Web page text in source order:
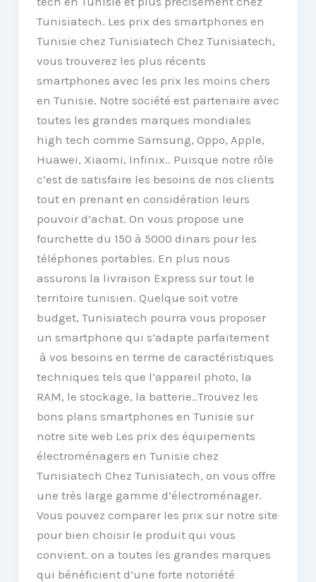
Tunisiatech. Les prix des smartphones en
Tunisie chez Tunisiatech Chez Tunisiatech,
vous trouverez les plus récents
smartphones avec les prix les moins chers
en Tunisie. Notre société est partenaire avec
toutes les grandes marques mondiales
high tech comme Samsung, Oppo, Apple,
Huawei, Xiaomi, Infinix.. Puisque notre rôle
c’est de satisfaire les besoins de nos clients
tout en prenant en considération leurs
pouvoir d’achat. On vous propose une
fourchette du 150 à 5000 dinars pour les
téléphones portables. En plus nous
assurons la livraison Express sur tout le
territoire tunisien. Quelque soit votre
budget, Tunisiatech pourra vous proposer
un smartphone qui s’adapte parfaitement
à vos besoins en terme de caractéristiques
techniques tels que l’appareil photo, la
RAM, le stockage, la batterie..Trouvez les
bons plans smartphones en Tunisie sur
notre site web Les prix des équipements
électroménagers en Tunisie chez
Tunisiatech Chez Tunisiatech, on vous offre
une très large gamme d’électroménager.
Vous pouvez comparer les prix sur notre site
pour bien choisir le produit qui vous
convient. on a toutes les grandes marques
qui bénéficient d’une forte notoriété